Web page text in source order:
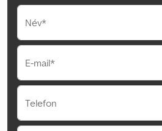
Név*
E-mail*
Telefon